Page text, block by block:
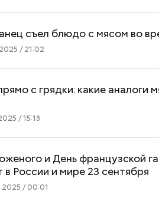
съел блюдо с мясом во
/ 21:02
с грядки: какие аналоги
/ 15:13
и День французской
России и мире 23 сентября
/ 00:01